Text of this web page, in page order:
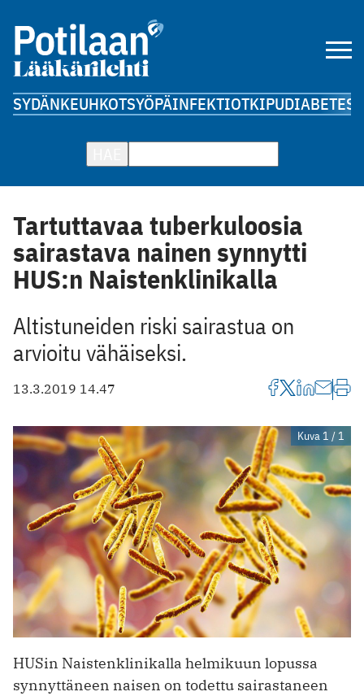
SYDÄNKEUHKOTSYÖPÄINFEKTIOTKIPUDIABETES
Tartuttavaa tuberkuloosia
sairastava nainen synnytti
HUS:n Naistenklinikalla
Altistuneiden riski sairastua on
arvioitu vähäiseksi.
13.3.2019 14.47
Kuva 1 / 1
HUSin Naistenklinikalla helmikuun lopussa
synnyttäneen naisen on todettu sairastaneen